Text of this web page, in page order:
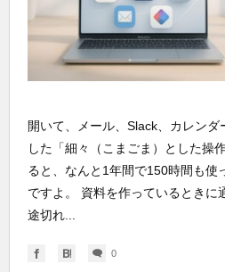
開いて、メール、Slack、カレン
した「細々（こまごま）とした操
ると、なんと1年間で150時間も使
ですよ。 資料を作っているときに
途切れ...
0